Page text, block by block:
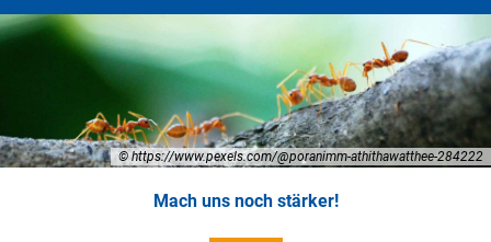
Mach uns noch stärker!
© https://www.pexels.com/@poranimm-athithawatthee-284222